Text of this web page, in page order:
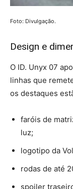
Foto: Divulgação.
Design e
O ID. Unyx 07
linhas que
os destaques
faróis de
luz;
logotipo da
rodas de até
spoiler